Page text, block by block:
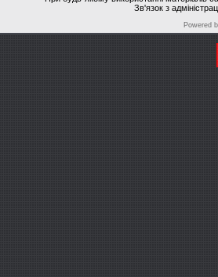
Зв'язок з
Powered